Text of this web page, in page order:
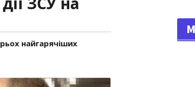
найгарячіших